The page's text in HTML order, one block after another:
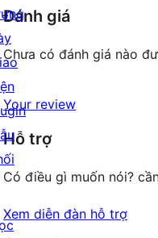
Đánh giá
Chưa có đánh giá nào
Your review
Hỗ trợ
Có điều gì muốn nói?
Xem diễn đàn hỗ trợ